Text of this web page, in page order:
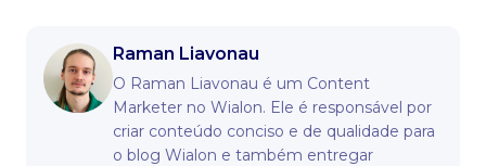
Raman Liavonau
O Raman Liavonau é um Content
Marketer no Wialon. Ele é responsável por
criar conteúdo conciso e de qualidade para
o blog Wialon e também entregar